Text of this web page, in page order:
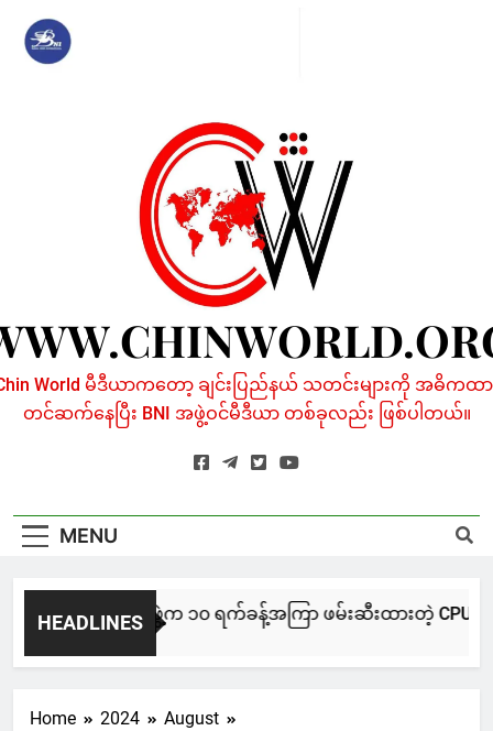
content
World မီဒီယာကတော့ ချင်းပြည်နယ် သတင်းများကို အဓိကထာ
တင်ဆက်နေပြီး BNI အဖွဲ့ဝင်မီဒီယာ တစ်ခုလည်း ဖြစ်ပါတယ်။
MENU
HEADLINES
NUG မကွေးအဖွဲ့က ၁၀ ရက်ခန့်အကြာ ဖမ်းဆီးထားတဲ့ CPU
9 Hours Ago
Home 2024
August